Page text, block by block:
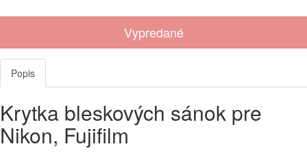
Vypredané
Popis
Krytka bleskových sánok pre
Nikon, Fujifilm